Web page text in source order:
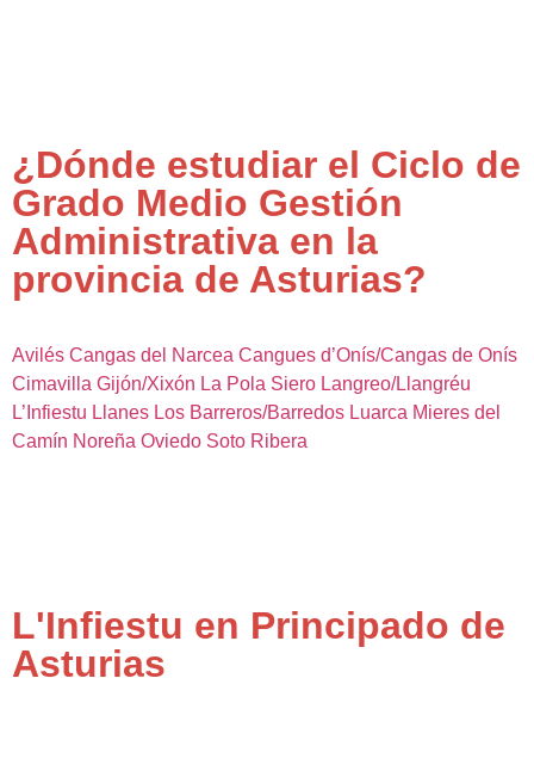
¿Dónde estudiar el Ciclo de
Grado Medio Gestión
Administrativa en la
provincia de Asturias?
Avilés Cangas del Narcea Cangues d’Onís/Cangas de Onís
Cimavilla Gijón/Xixón La Pola Siero Langreo/Llangréu
L’Infiestu Llanes Los Barreros/Barredos Luarca Mieres del
Camín Noreña Oviedo Soto Ribera
L'Infiestu en Principado de
Asturias